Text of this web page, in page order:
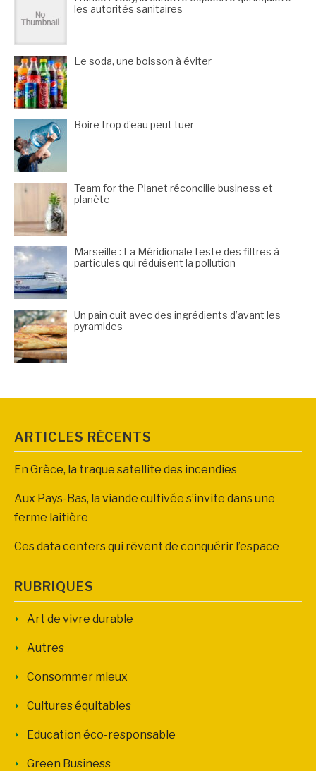
les autorités sanitaires
Le soda, une boisson à éviter
Boire trop d’eau peut tuer
Team for the Planet réconcilie business et
planète
Marseille : La Méridionale teste des filtres à
particules qui réduisent la pollution
Un pain cuit avec des ingrédients d’avant les
pyramides
ARTICLES RÉCENTS
En Grèce, la traque satellite des incendies
Aux Pays-Bas, la viande cultivée s’invite dans une
ferme laitière
Ces data centers qui rêvent de conquérir l’espace
RUBRIQUES
Art de vivre durable
Autres
Consommer mieux
Cultures équitables
Education éco-responsable
Green Business